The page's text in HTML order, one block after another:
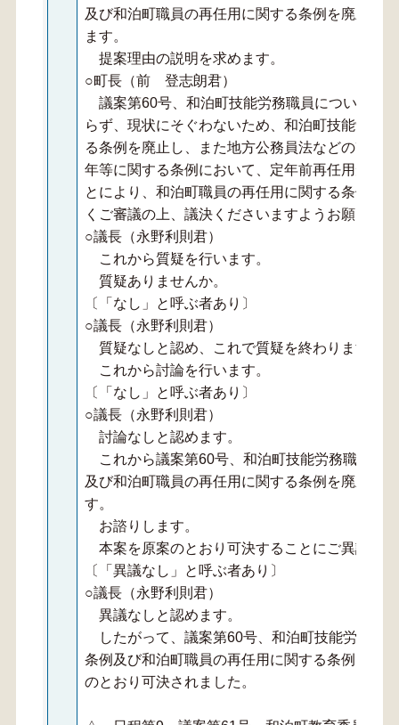
及び和泊町職員の再任用に関する条例を廃止す
ます。
提案理由の説明を求めます。
○町長（前 登志朗君）
議案第60号、和泊町技能労務職員について、
らず、現状にそぐわないため、和泊町技能労務
る条例を廃止し、また地方公務員法などの改正
年等に関する条例において、定年前再任用短時
とにより、和泊町職員の再任用に関する条例を
くご審議の上、議決くださいますようお願いい
○議長（永野利則君）
これから質疑を行います。
質疑ありませんか。
〔「なし」と呼ぶ者あり〕
○議長（永野利則君）
質疑なしと認め、これで質疑を終わります。
これから討論を行います。
〔「なし」と呼ぶ者あり〕
○議長（永野利則君）
討論なしと認めます。
これから議案第60号、和泊町技能労務職員の
及び和泊町職員の再任用に関する条例を廃止す
す。
お諮りします。
本案を原案のとおり可決することにご異議あ
〔「異議なし」と呼ぶ者あり〕
○議長（永野利則君）
異議なしと認めます。
したがって、議案第60号、和泊町技能労務職
条例及び和泊町職員の再任用に関する条例を廃
のとおり可決されました。